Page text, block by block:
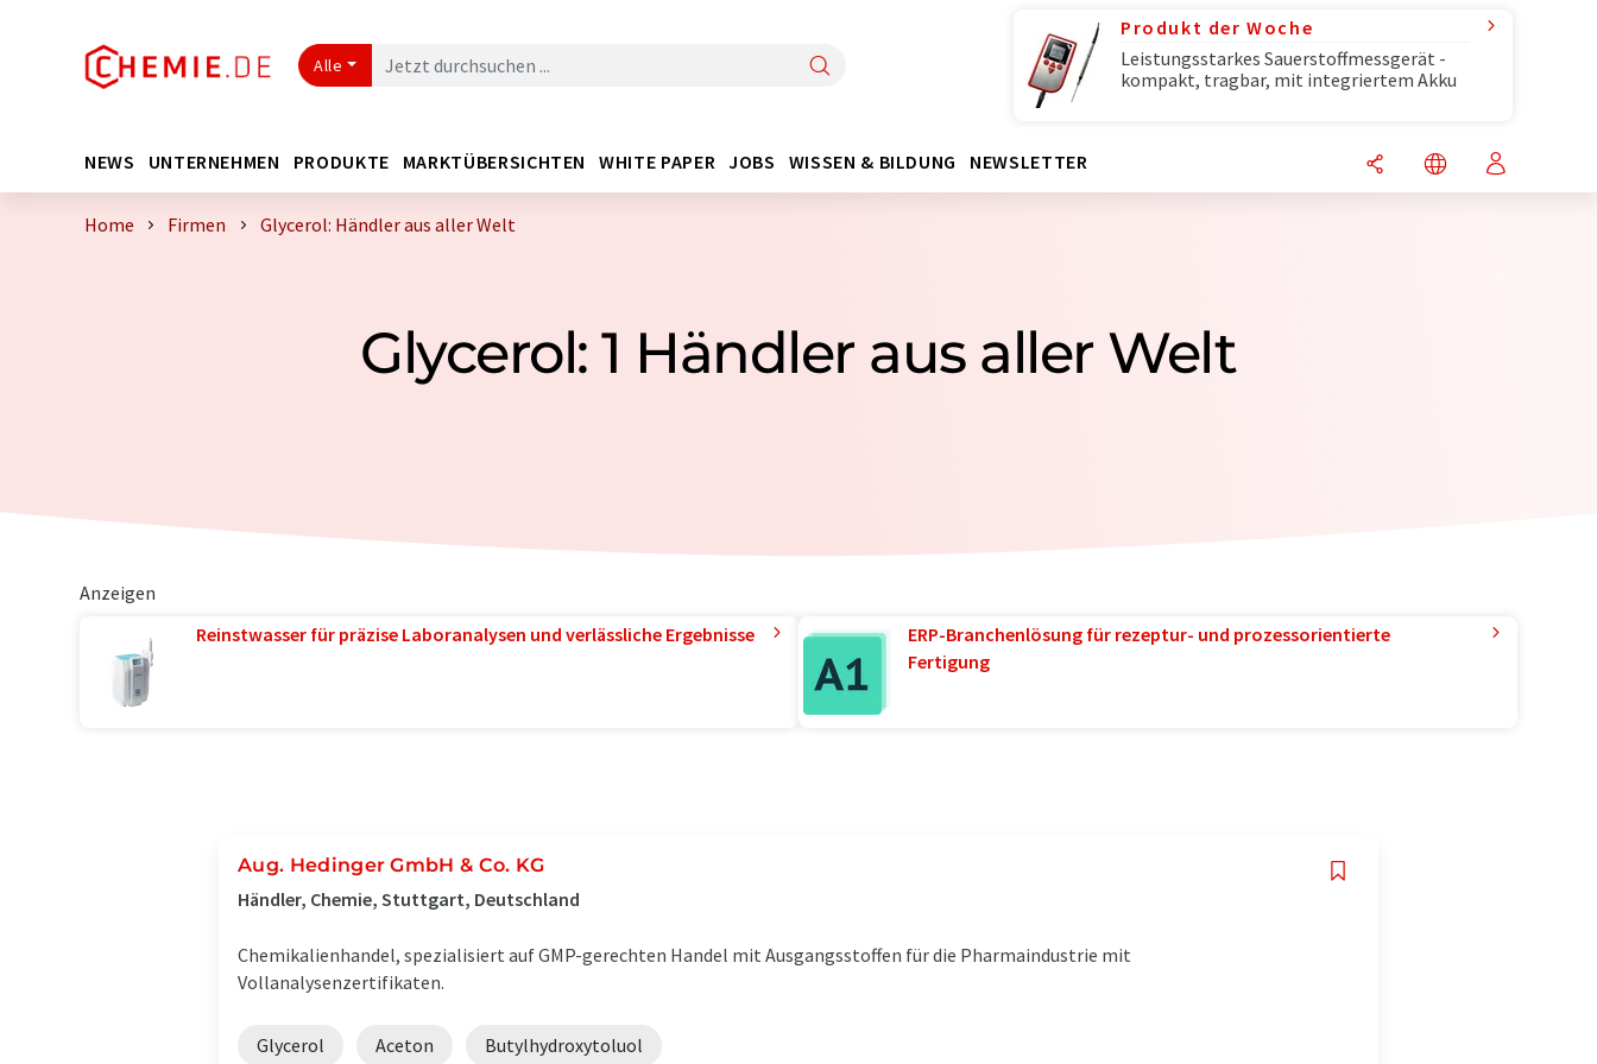
Alle
Produkt der Woche
Leistungsstarkes Sauerstoffmessgerät -
kompakt, tragbar, mit integriertem Akku
NEWS UNTERNEHMEN PRODUKTE MARKTÜBERSICHTEN WHITE PAPER JOBS WISSEN & BILDUNG NEWSLETTER
Home Firmen Glycerol: Händler aus aller Welt
Glycerol: 1 Händler aus aller Welt
Anzeigen
Reinstwasser für präzise Laboranalysen und verlässliche Ergebnisse
ERP-Branchenlösung für rezeptur- und prozessorientierte
Fertigung
Aug. Hedinger GmbH & Co. KG
Händler, Chemie, Stuttgart, Deutschland
Chemikalienhandel, spezialisiert auf GMP-gerechten Handel mit Ausgangsstoffen für die Pharmaindustrie mit
Vollanalysenzertifikaten.
Glycerol Aceton Butylhydroxytoluol